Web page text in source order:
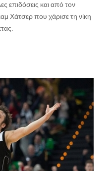
επιδόσεις και από τον
Χάτσερ που χάρισε τη νίκη